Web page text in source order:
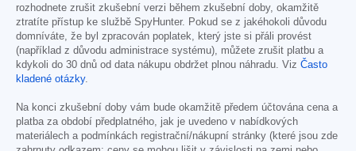
rozhodnete zrušit zkušební verzi během zkušební doby, okamžitě
ztratíte přístup ke službě SpyHunter. Pokud se z jakéhokoli důvodu
domníváte, že byl zpracován poplatek, který jste si přáli provést
(například z důvodu administrace systému), můžete zrušit platbu a
kdykoli do 30 dnů od data nákupu obdržet plnou náhradu. Viz Často
kladené otázky.
Na konci zkušební doby vám bude okamžitě předem účtována cena a
platba za období předplatného, jak je uvedeno v nabídkových
materiálech a podmínkách registrační/nákupní stránky (které jsou zde